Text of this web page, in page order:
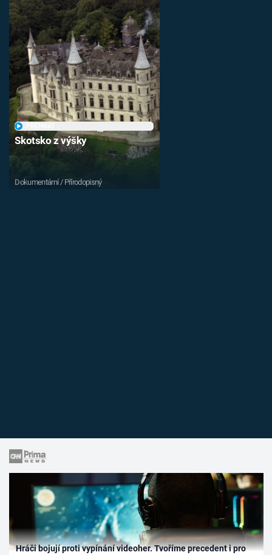
Skotsko z výšky
Dokumentární / Přírodopisný
Hráči bojují proti vypínání videoher. Tvoříme precedent i pro